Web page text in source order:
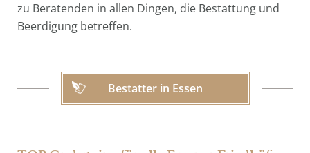
zu Beratenden in allen Dingen, die Bestattung und
Beerdigung betreffen.
Bestatter in Essen